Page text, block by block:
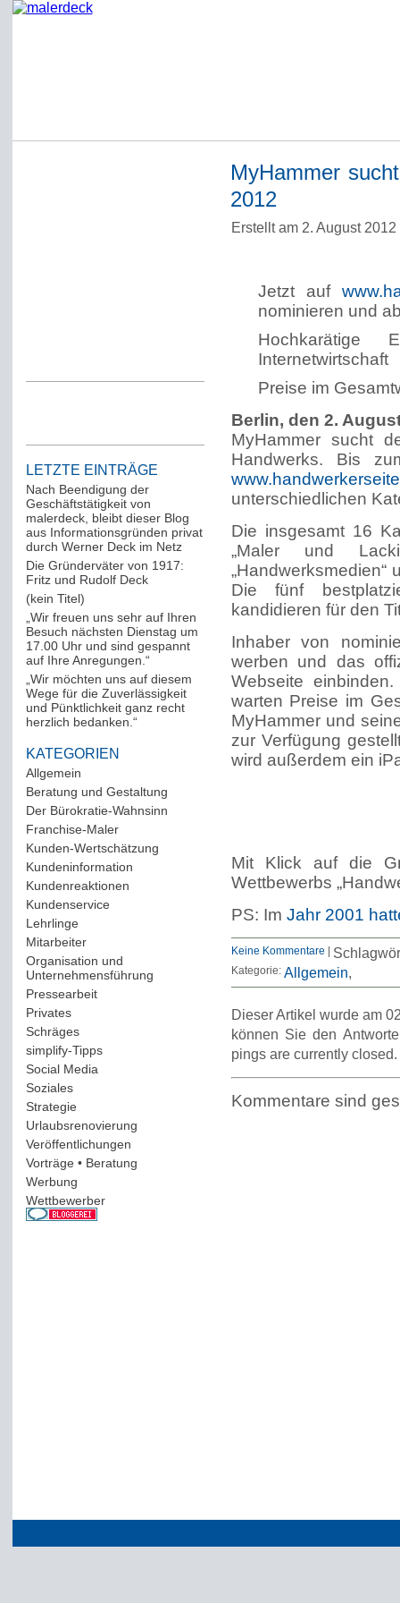
LETZTE EINTRÄGE
Nach Beendigung der
Geschäftstätigkeit von
malerdeck, bleibt dieser Blog
aus Informationsgründen privat
durch Werner Deck im Netz
Die Gründerväter von 1917:
Fritz und Rudolf Deck
(kein Titel)
„Wir freuen uns sehr auf Ihren
Besuch nächsten Dienstag um
17.00 Uhr und sind gespannt
auf Ihre Anregungen.“
„Wir möchten uns auf diesem
Wege für die Zuverlässigkeit
und Pünktlichkeit ganz recht
herzlich bedanken.“
KATEGORIEN
Allgemein
Beratung und Gestaltung
Der Bürokratie-Wahnsinn
Franchise-Maler(42)
Kunden-Wertschätzung
Kundeninformation
Kundenreaktionen
Kundenservice(178)
Lehrlinge(54)
Mitarbeiter(163)
Organisation und
Unternehmensführung
Pressearbeit(12)
Privates(193)
Schräges(161)
simplify-Tipps(123)
Social Media
Soziales(37)
Strategie(220)
Urlaubsrenovierung
Veröffentlichungen
Vorträge • Beratung
Werbung
Wettbewerber(61)
MyHammer
2012
Erstellt am 2. August
Jetzt auf
nominieren und
Hochkarätige
Internetwirtschaft
Preise im
Berlin, den 2.
MyHammer sucht
Handwerks. Bis
unterschiedlichen
Die insgesamt 16
„Maler und
„Handwerksmedien“
Die fünf
kandidieren für den
Inhaber von
werben und das
Webseite
warten Preise im
MyHammer und
zur Verfügung
wird außerdem ein
Mit Klick auf die
Wettbewerbs
PS: Im Jahr 2001
Keine Kommentare
Kategorie: Allgemein
Dieser Artikel wurde am
können Sie den
pings are currently closed.
Kommentare sind